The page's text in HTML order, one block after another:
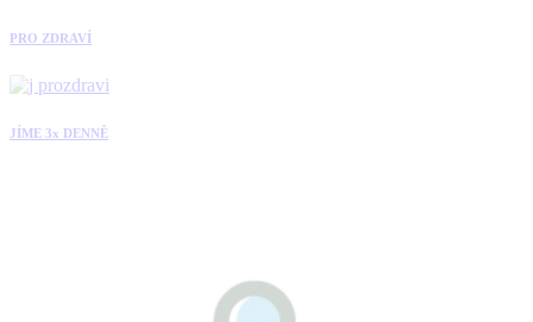
PRO ZDRAVÍ
JÍME 3x DENNĚ